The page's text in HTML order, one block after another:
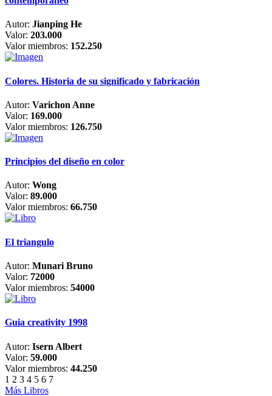
Autor: Jianping He
Valor: 203.000
Valor miembros: 152.250
Colores. Historia de su significado y fabricación
Autor: Varichon Anne
Valor: 169.000
Valor miembros: 126.750
Principios del diseño en color
Autor: Wong
Valor: 89.000
Valor miembros: 66.750
El triangulo
Autor: Munari Bruno
Valor: 72000
Valor miembros: 54000
Guia creativity 1998
Autor: Isern Albert
Valor: 59.000
Valor miembros: 44.250
1 2 3 4 5 6 7
Más Libros